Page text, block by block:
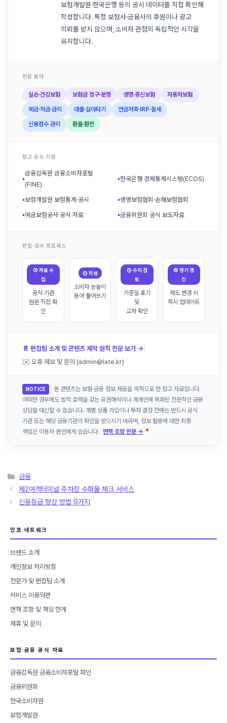
보험개발원·한국은행 등의 공시 데이터를 직접 확인해
작성합니다. 특정 보험사·금융사의 후원이나 광고
의뢰를 받지 않으며, 소비자 관점의 독립적인 시각을
유지합니다.
전문 분야
실손·건강보험 보험금 청구·분쟁 생명·종신보험 자동차보험
예금·적금·금리 대출·갈아타기 연금저축·IRP·절세
신용점수 관리 환율·환전
참고 공식 기관
▪
금융감독원 금융소비자포털
(FINE)
▪한국은행 경제통계시스템(ECOS)
▪보험개발원 보험통계·공시 ▪생명보험협회·손해보험협회
▪예금보험공사 공식 자료 ▪금융위원회 공식 보도자료
편집·검수 프로세스
① 자료 수
집
공식 기관
원문 직접 확
인
② 작성
소비자 눈높이
용어 풀어쓰기
③ 수치 검
토
기준일 표기
및
교차 확인
④ 정기 갱
신
제도 변경 시
즉시 업데이트
📄 편집팀 소개 및 콘텐츠 제작 원칙 전문 보기 →
✉️ 오류 제보 및 문의 (admin@late.kr)
NOTICE
본 콘텐츠는 보험·금융 정보 제공을 목적으로 한 참고 자료입니다.
어떠한 경우에도 법적 효력을 갖는 유권해석이나 개개인에 특화된 전문적인 금융
상담을 대신할 수 없습니다. 개별 상품 가입이나 투자 결정 전에는 반드시 공식
기관 또는 해당 금융기관의 확인을 받으시기 바라며, 정보 활용에 대한 최종
책임은 이용자 본인에게 있습니다. 면책 조항 전문 →
카
테
리
금융
제2여객터미널 주차장 수화물 체크 서비스
신용등급 향상 방법 9가지
인포 네트워크
브랜드 소개
개인정보 처리방침
전문가 및 편집팀 소개
서비스 이용약관
면책 조항 및 책임 한계
제휴 및 문의
보험·금융 공식 자료
금융감독원 금융소비자포털 파인
금융위원회
한국소비자원
보험개발원